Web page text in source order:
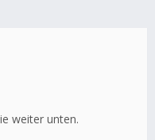
weiter unten.